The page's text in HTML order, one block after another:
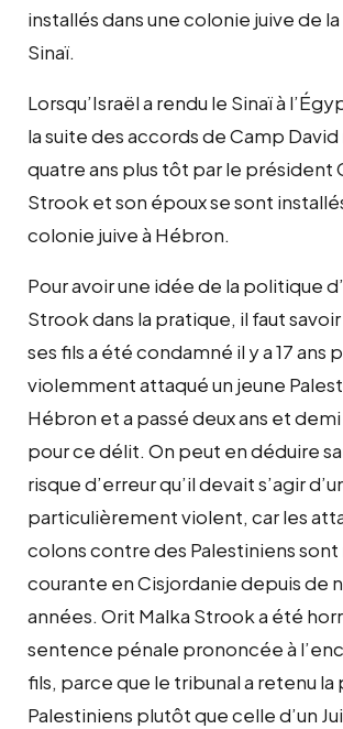
installés dans une colonie juive de
Sinaï.
Lorsqu’Israël a rendu le Sinaï à
la suite des accords de Camp
quatre ans plus tôt par le président
Strook et son époux se sont
colonie juive à Hébron.
Pour avoir une idée de la politique
Strook dans la pratique, il faut savoir
ses fils a été condamné il y a 17 ans
violemment attaqué un jeune
Hébron et a passé deux ans et
pour ce délit. On peut en déduire
risque d’erreur qu’il devait s’agir
particulièrement violent, car les
colons contre des Palestiniens
courante en Cisjordanie depuis de
années. Orit Malka Strook a été
sentence pénale prononcée à
fils, parce que le tribunal a retenu la
Palestiniens plutôt que celle d’un